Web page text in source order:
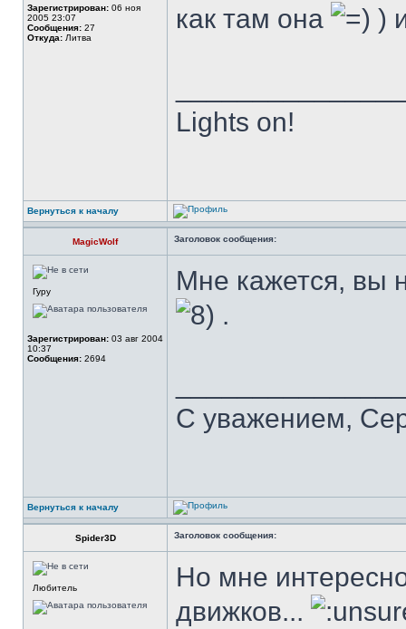
Зарегистрирован: 06 ноя
2005 23:07
Сообщения: 27
Откуда: Литва
как там она
)
Lights on!
Вернуться к началу
MagicWolf Заголовок сообщения:
Гуру
Зарегистрирован: 03 авг 2004
10:37
Сообщения: 2694
Мне кажется, вы
.
С уважением,
Вернуться к началу
Spider3D Заголовок сообщения:
Любитель
Но мне
движков...